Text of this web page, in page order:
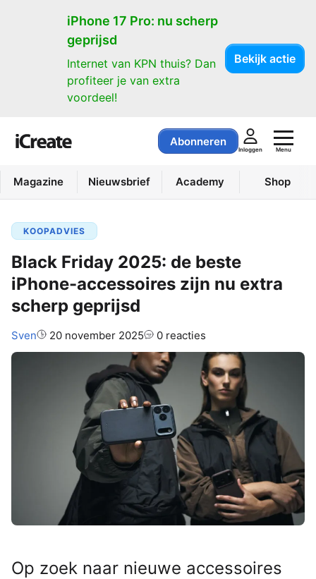
iPhone 17 Pro: nu scherp
geprijsd
Internet van KPN thuis? Dan
profiteer je van extra
voordeel!
Bekijk actie
Abonneren
Inloggen Menu
Magazine Nieuwsbrief Academy Shop
KOOPADVIES
Black Friday 2025: de beste
iPhone-accessoires zijn nu extra
scherp geprijsd
Auteur:
Sven 20 november 2025 0 reacties
Op zoek naar nieuwe accessoires